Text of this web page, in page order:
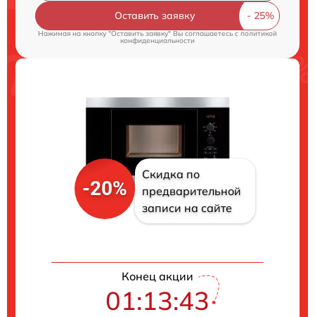
Оставить заявку
Нажимая на кнопку "Оставить заявку" Вы соглашаетесь cполитикой
конфиденциальности
-20%
Скидка по
предварительной
записи на сайте
Конец акции
01:13:42